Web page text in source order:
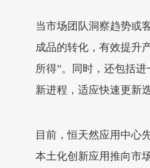
当市场团队洞察趋势或
成品的转化，有效提升
所得”。同时，还包括
新进程，适应快速更新
目前，恒天然应用中心
本土化创新应用推向市